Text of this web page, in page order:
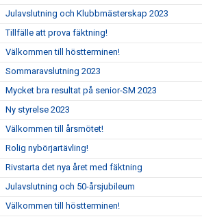
Julavslutning och Klubbmästerskap 2023
Tillfälle att prova fäktning!
Välkommen till höstterminen!
Sommaravslutning 2023
Mycket bra resultat på senior-SM 2023
Ny styrelse 2023
Välkommen till årsmötet!
Rolig nybörjartävling!
Rivstarta det nya året med fäktning
Julavslutning och 50-årsjubileum
Välkommen till höstterminen!